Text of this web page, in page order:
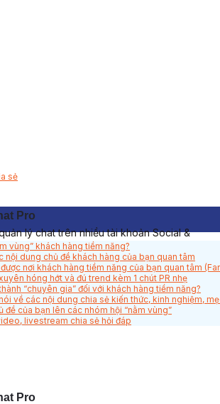
Pro
lý chat trên nhiều tài khoản Social &
Pro
sẻ
vùng” khách hàng tiềm năng?
nội dung chủ đề khách hàng của bạn quan tâm
được nơi khách hàng tiềm năng của bạn quan tâm
hóng hớt và đú trend kèm 1 chút PR nhẹ
“chuyên gia” đối với khách hàng tiềm năng?
về các nội dung chia sẻ kiến thức, kinh nghiệm,
đề của bạn lên các nhóm hội “nằm vùng”
livestream chia sẻ hỏi đáp